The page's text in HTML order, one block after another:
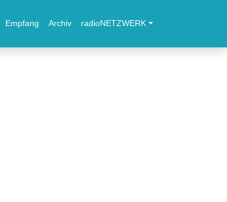
Empfang Archiv radioNETZWERK